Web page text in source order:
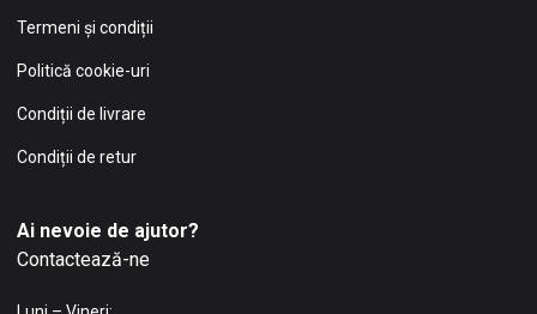
Termeni și condiții
Politică cookie-uri
Condiții de livrare
Condiții de retur
Ai nevoie de ajutor?
Contactează-ne